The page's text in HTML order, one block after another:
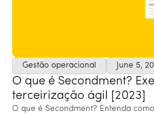
Gestão operacional June 5,
O que é Secondment?
terceirização ágil [2023]
O que é Secondment? Entenda